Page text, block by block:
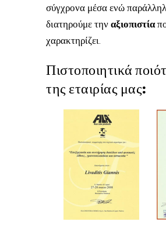
σύγχρονα μέσα ενώ
διατηρούμε τηναξιοπιστία
χαρακτηρίζει.
Πιστοποιητικά
της εταιρίας μας: